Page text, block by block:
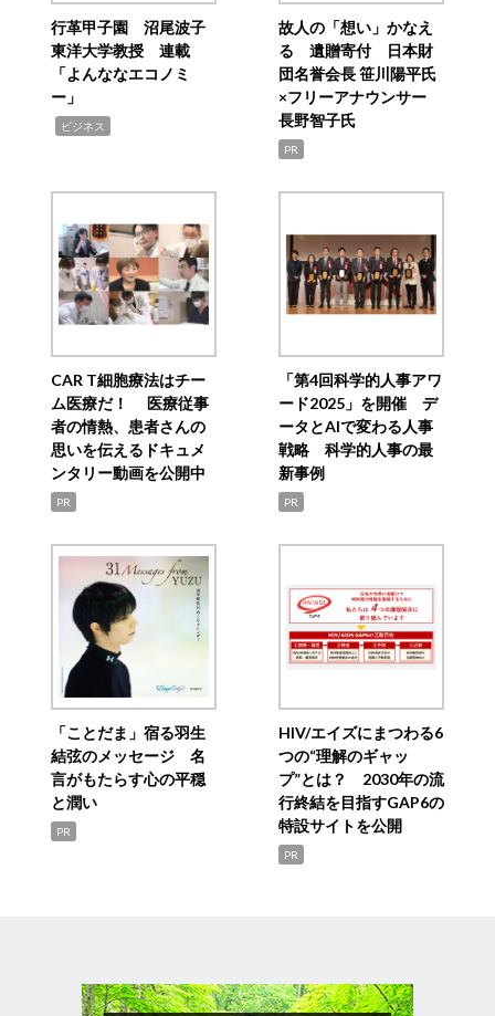
行革甲子園 沼尾波子
東洋大学教授 連載
「よんななエコノミ
ー」
ビジネス
故人の「想い」かなえ
る 遺贈寄付 日本財
団名誉会長 笹川陽平氏
×フリーアナウンサー
長野智子氏
PR
CAR T細胞療法はチー
ム医療だ！ 医療従事
者の情熱、患者さんの
思いを伝えるドキュメ
ンタリー動画を公開中
PR
「第4回科学的人事アワ
ード2025」を開催 デ
ータとAIで変わる人事
戦略 科学的人事の最
新事例
PR
「ことだま」宿る羽生
結弦のメッセージ 名
言がもたらす心の平穏
と潤い
PR
HIV/エイズにまつわる6
つの“理解のギャッ
プ”とは？ 2030年の流
行終結を目指すGAP6の
特設サイトを公開
PR